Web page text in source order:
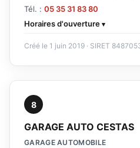
Tél. : 05 35 31 83 80
Horaires d'ouverture
Créé le 1 juin 2019 · SIRET
8
GARAGE AUTO CESTAS
GARAGE AUTOMOBILE